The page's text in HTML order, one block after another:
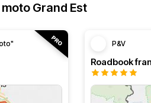
Grand Est
P&V